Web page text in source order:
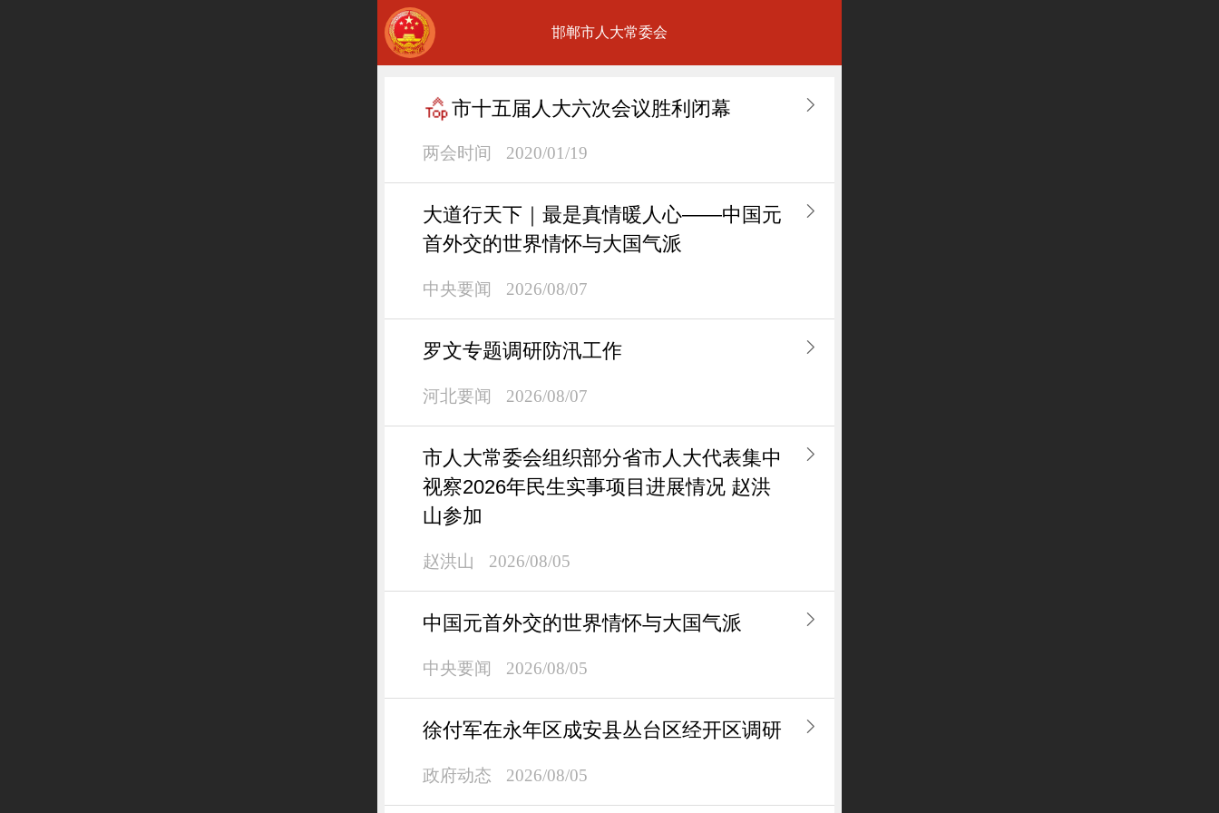
邯郸市人大常委会
市十五届人大六次会议胜利闭幕
两会时间 2020/01/19
大道行天下｜最是真情暖人心——中国元
首外交的世界情怀与大国气派
中央要闻 2026/08/07
罗文专题调研防汛工作
河北要闻 2026/08/07
市人大常委会组织部分省市人大代表集中
视察2026年民生实事项目进展情况 赵洪
山参加
赵洪山 2026/08/05
中国元首外交的世界情怀与大国气派
中央要闻 2026/08/05
徐付军在永年区成安县丛台区经开区调研
政府动态 2026/08/05